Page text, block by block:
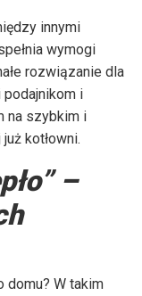
innymi
wymogi
rozwiązanie dla
i
na szybkim i
kotłowni.
–
domu? W takim